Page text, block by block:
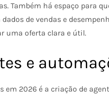
Também há espaço para
de vendas e
uma oferta clara e útil.
e
em 2026 é a criação de